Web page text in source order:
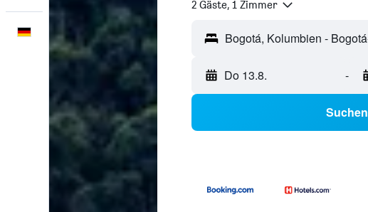
Deutsch
2 Gäste, 1 Zimmer
Do 13.8. -
Suchen